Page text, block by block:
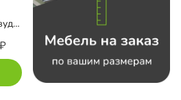
Детская кровать Скандивуд-900 с ящиком